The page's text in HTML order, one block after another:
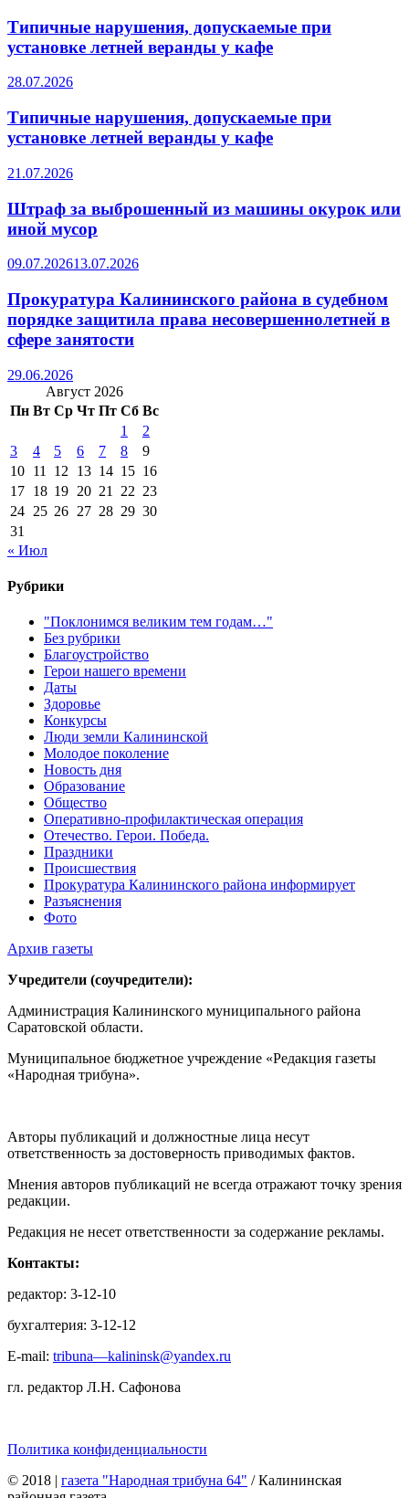
Типичные нарушения, допускаемые при
установке летней веранды у кафе
28.07.2026
Типичные нарушения, допускаемые при
установке летней веранды у кафе
21.07.2026
Штраф за выброшенный из машины окурок или
иной мусор
09.07.202613.07.2026
Прокуратура Калининского района в судебном
порядке защитила права несовершеннолетней в
сфере занятости
29.06.2026
Август 2026
Пн Вт Ср Чт Пт Сб Вс
1
2
3
4 5 6 7 8
9
10 11 12 13 14 15 16
17 18 19 20 21 22 23
24 25 26 27 28 29 30
31
« Июл
Рубрики
"Поклонимся великим тем годам…"
Без рубрики
Благоустройство
Герои нашего времени
Даты
Здоровье
Конкурсы
Люди земли Калининской
Молодое поколение
Новость дня
Образование
Общество
Оперативно-профилактическая операция
Отечество. Герои. Победа.
Праздники
Происшествия
Прокуратура Калининского района информирует
Разъяснения
Фото
Архив газеты
Учредители (соучредители):
Администрация Калининского муниципального района
Саратовской области.
Муниципальное бюджетное учреждение «Редакция газеты
«Народная трибуна».
Авторы публикаций и должностные лица несут
ответственность за достоверность приводимых фактов.
Мнения авторов публикаций не всегда отражают точку зрения
редакции.
Редакция не несет ответственности за содержание рекламы.
Контакты:
редактор: 3-12-10
бухгалтерия: 3-12-12
E-mail: tribuna—kalininsk@yandex.ru
гл. редактор Л.Н. Сафонова
Политика конфиденциальности
© 2018 | газета "Народная трибуна 64" / Калининская